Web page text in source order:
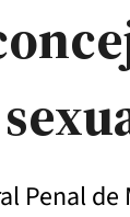
Penal